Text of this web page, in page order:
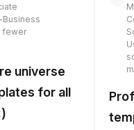
Business
fewer
universe
for all